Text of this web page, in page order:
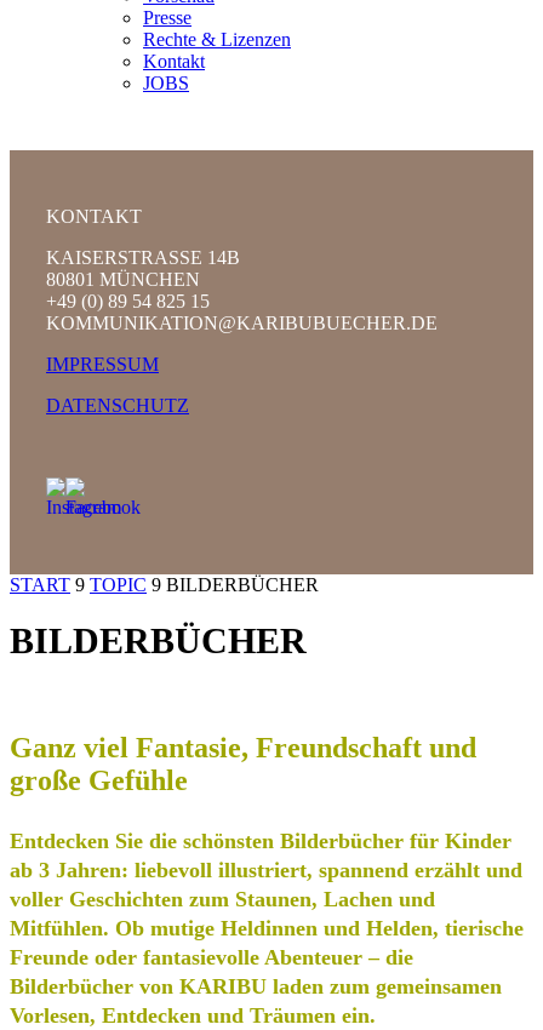
Presse
Rechte & Lizenzen
Kontakt
JOBS
KONTAKT
KAISERSTRASSE 14B
80801 MÜNCHEN
+49 (0) 89 54 825 15
KOMMUNIKATION@KARIBUBUECHER.DE
IMPRESSUM
DATENSCHUTZ
START 9 TOPIC 9 BILDERBÜCHER
BILDERBÜCHER
Ganz viel Fantasie, Freundschaft und
große Gefühle
Entdecken Sie die schönsten Bilderbücher für Kinder
ab 3 Jahren: liebevoll illustriert, spannend erzählt und
voller Geschichten zum Staunen, Lachen und
Mitfühlen. Ob mutige Heldinnen und Helden, tierische
Freunde oder fantasievolle Abenteuer – die
Bilderbücher von KARIBU laden zum gemeinsamen
Vorlesen, Entdecken und Träumen ein.